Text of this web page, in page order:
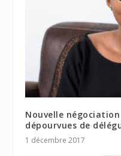
Nouvelle
dépourvues de
1 décembre 2017